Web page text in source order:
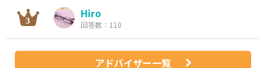
Hiro
回答数：110
アドバイザー一覧